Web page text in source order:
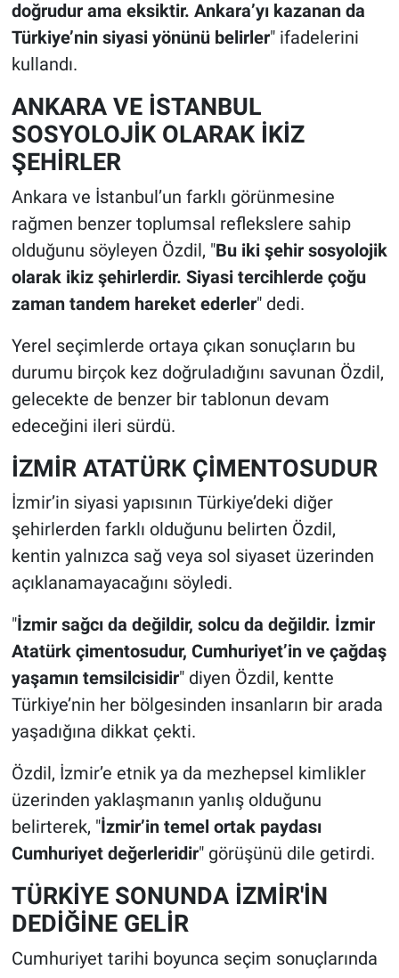
doğrudur ama eksiktir. Ankara’yı kazanan da
Türkiye’nin siyasi yönünü belirler" ifadelerini
kullandı.
ANKARA VE İSTANBUL
SOSYOLOJİK OLARAK İKİZ
ŞEHİRLER
Ankara ve İstanbul’un farklı görünmesine
rağmen benzer toplumsal reflekslere sahip
olduğunu söyleyen Özdil, "Bu iki şehir sosyolojik
olarak ikiz şehirlerdir. Siyasi tercihlerde çoğu
zaman tandem hareket ederler" dedi.
Yerel seçimlerde ortaya çıkan sonuçların bu
durumu birçok kez doğruladığını savunan Özdil,
gelecekte de benzer bir tablonun devam
edeceğini ileri sürdü.
İZMİR ATATÜRK ÇİMENTOSUDUR
İzmir’in siyasi yapısının Türkiye’deki diğer
şehirlerden farklı olduğunu belirten Özdil,
kentin yalnızca sağ veya sol siyaset üzerinden
açıklanamayacağını söyledi.
"İzmir sağcı da değildir, solcu da değildir. İzmir
Atatürk çimentosudur, Cumhuriyet’in ve çağdaş
yaşamın temsilcisidir" diyen Özdil, kentte
Türkiye’nin her bölgesinden insanların bir arada
yaşadığına dikkat çekti.
Özdil, İzmir’e etnik ya da mezhepsel kimlikler
üzerinden yaklaşmanın yanlış olduğunu
belirterek, "İzmir’in temel ortak paydası
Cumhuriyet değerleridir" görüşünü dile getirdi.
TÜRKİYE SONUNDA İZMİR'İN
DEDİĞİNE GELİR
Cumhuriyet tarihi boyunca seçim sonuçlarında